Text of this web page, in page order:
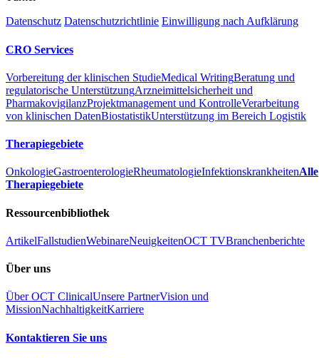
Datenschutz Datenschutzrichtlinie Einwilligung nach Aufklärung
CRO Services
Vorbereitung der klinischen StudieMedical WritingBeratung und
regulatorische UnterstützungArzneimittelsicherheit und
PharmakovigilanzProjektmanagement und KontrolleVerarbeitung
von klinischen DatenBiostatistikUnterstützung im Bereich Logistik
Therapiegebiete
OnkologieGastroenterologieRheumatologieInfektionskrankheitenAlle
Therapiegebiete
Ressourcenbibliothek
ArtikelFallstudienWebinareNeuigkeitenOCT TVBranchenberichte
Über uns
Über OCT ClinicalUnsere PartnerVision und
MissionNachhaltigkeitKarriere
Kontaktieren Sie uns